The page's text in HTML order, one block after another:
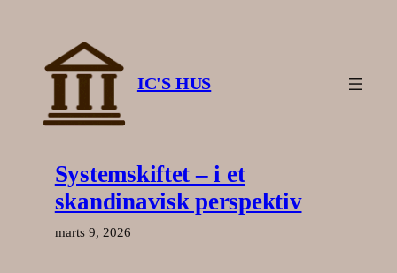
IC'S HUS
Systemskiftet – i et
skandinavisk perspektiv
marts 9, 2026